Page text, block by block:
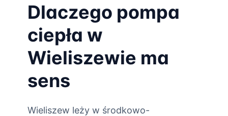
Dlaczego pompa
ciepła w
Wieliszewie ma
sens
Wieliszew leży w środkowo-